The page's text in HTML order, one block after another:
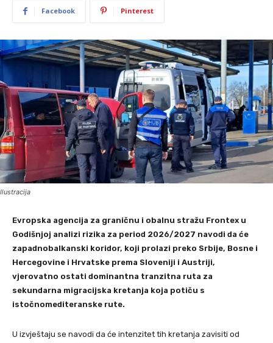
Facebook Pinterest
Ilustracija
Evropska agencija za graničnu i obalnu stražu Frontex u
Godišnjoj analizi rizika za period 2026/2027 navodi da će
zapadnobalkanski koridor, koji prolazi preko Srbije, Bosne i
Hercegovine i Hrvatske prema Sloveniji i Austriji,
vjerovatno ostati dominantna tranzitna ruta za
sekundarna migracijska kretanja koja potiču s
istočnomediteranske rute.
U izvještaju se navodi da će intenzitet tih kretanja zavisiti od